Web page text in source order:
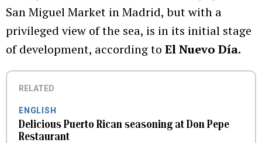
San Miguel Market in Madrid, but with a
privileged view of the sea, is in its initial stage
of development, according to El Nuevo Día.
RELATED
ENGLISH
Delicious Puerto Rican seasoning at Don Pepe
Restaurant